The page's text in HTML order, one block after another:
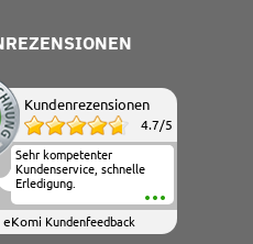
Kundenrezensionen
4.7/5
Sehr kompetenter
Kundenservice, schnelle
Erledigung.
eKomi Kundenfeedback